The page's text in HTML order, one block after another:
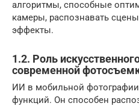
алгоритмы, способные
камеры, распознавать
эффекты.
1.2. Роль
современной
ИИ в мобильной
функций. Он способен